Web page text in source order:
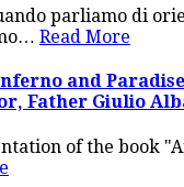
parliamo di
… Read More
and
Father Giulio
of the book